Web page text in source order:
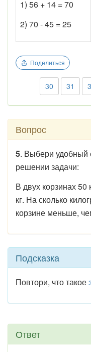
1) 56 + 14 = 70
2) 70 - 45 = 25
Поделиться
30 31
Вопрос
5. Выбери удобный
решении задачи:
В двух корзинах 50
кг. На сколько
корзине меньше,
Подсказка
Повтори, что такое
Ответ